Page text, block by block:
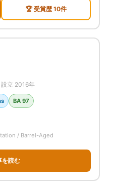
🏆 受賞歴 10件
立 2016年
BA 97
/ Barrel-Aged
を読む